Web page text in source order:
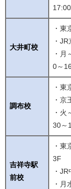
大井町校
・
・
・
0～
調布校
・
・
・
30～
吉祥寺駅
前校
・
3F
・
・